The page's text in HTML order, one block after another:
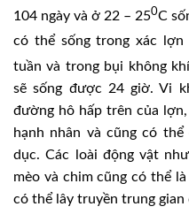
104 ngày và ở 22 – 250C
có thể sống trong xác
tuần và trong bụi không
sẽ sống được 24 giờ. Vi
đường hô hấp trên của
hạnh nhân và cũng có
dục. Các loài động vật
mèo và chim cũng có thể
có thể lây truyền trung